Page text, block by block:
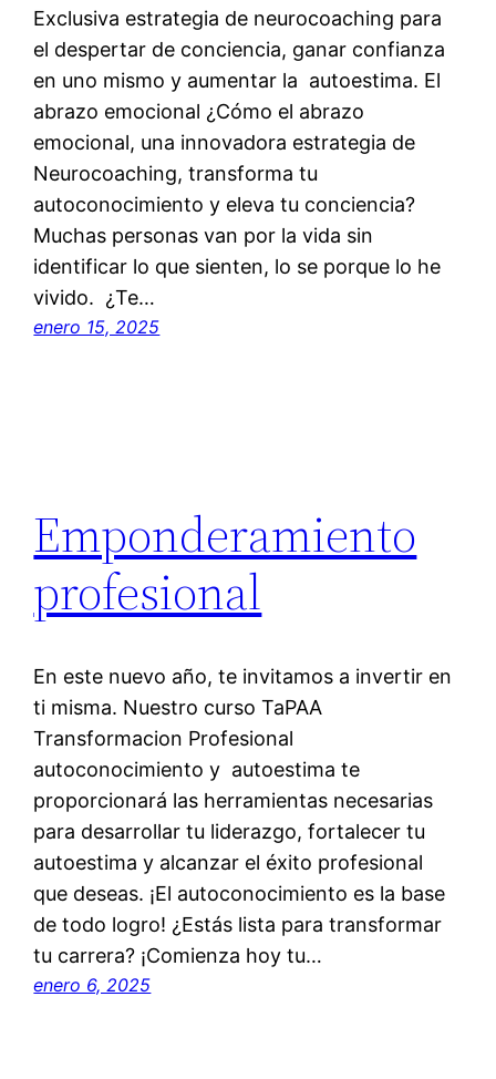
Exclusiva estrategia de neurocoaching para
el despertar de conciencia, ganar confianza
en uno mismo y aumentar la autoestima. El
abrazo emocional ¿Cómo el abrazo
emocional, una innovadora estrategia de
Neurocoaching, transforma tu
autoconocimiento y eleva tu conciencia?
Muchas personas van por la vida sin
identificar lo que sienten, lo se porque lo he
vivido. ¿Te…
enero 15, 2025
Emponderamiento
profesional
En este nuevo año, te invitamos a invertir en
ti misma. Nuestro curso TaPAA
Transformacion Profesional
autoconocimiento y autoestima te
proporcionará las herramientas necesarias
para desarrollar tu liderazgo, fortalecer tu
autoestima y alcanzar el éxito profesional
que deseas. ¡El autoconocimiento es la base
de todo logro! ¿Estás lista para transformar
tu carrera? ¡Comienza hoy tu…
enero 6, 2025